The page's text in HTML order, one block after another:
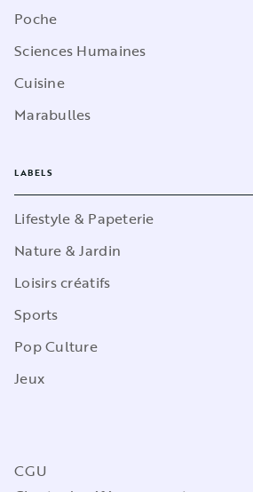
Poche
Sciences Humaines
Cuisine
Marabulles
LABELS
Lifestyle & Papeterie
Nature & Jardin
Loisirs créatifs
Sports
Pop Culture
Jeux
CGU